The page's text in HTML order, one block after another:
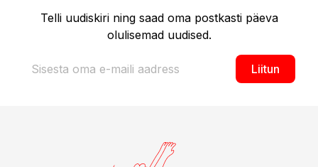
Telli uudiskiri ning saad oma postkasti päeva
olulisemad uudised.
Liitun